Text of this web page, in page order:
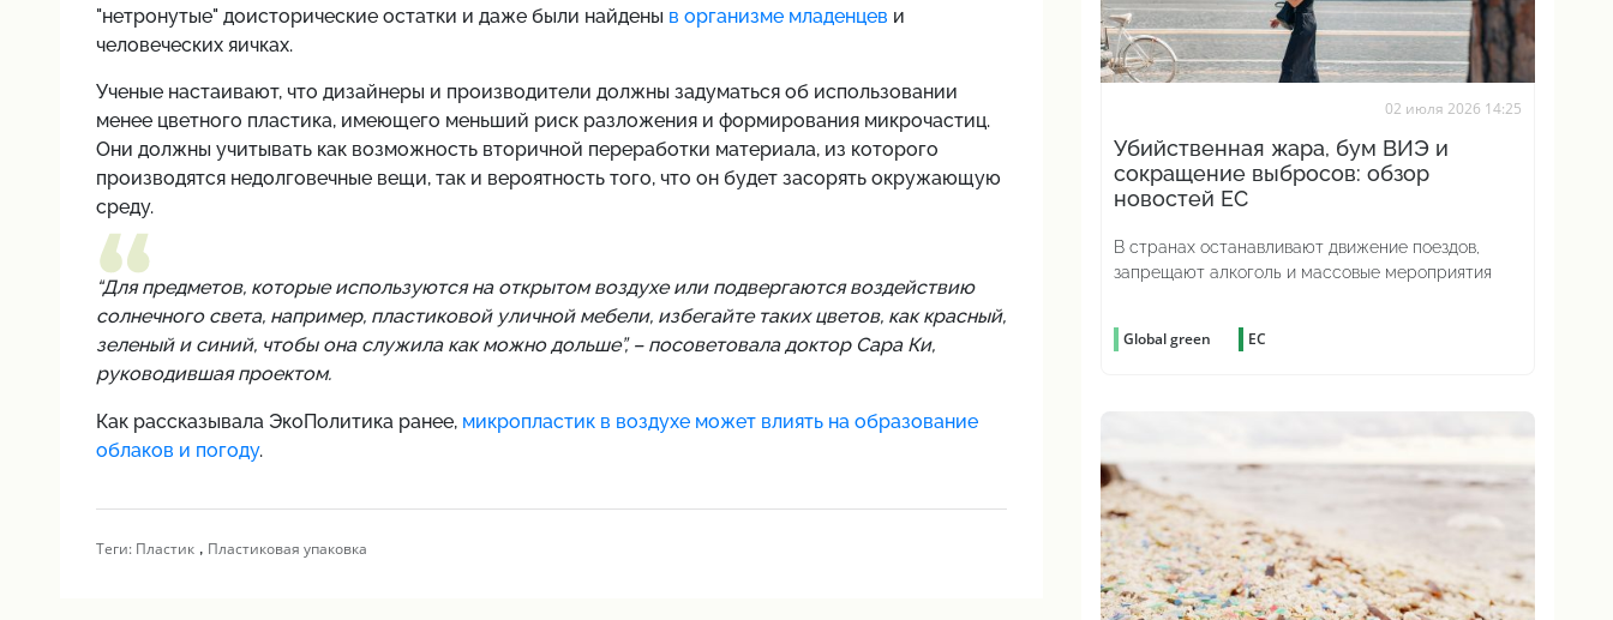
"нетронутые" доисторические остатки и даже были найдены в организме младенцев и
человеческих яичках.
Ученые настаивают, что дизайнеры и производители должны задуматься об использовании
менее цветного пластика, имеющего меньший риск разложения и формирования микрочастиц.
Они должны учитывать как возможность вторичной переработки материала, из которого
производятся недолговечные вещи, так и вероятность того, что он будет засорять окружающую
среду.
“Для предметов, которые используются на открытом воздухе или подвергаются воздействию
солнечного света, например, пластиковой уличной мебели, избегайте таких цветов, как красный,
зеленый и синий, чтобы она служила как можно дольше”, – посоветовала доктор Сара Ки,
руководившая проектом.
Как рассказывала ЭкоПолитика ранее, микропластик в воздухе может влиять на образование
облаков и погоду.
Теги: Пластик, Пластиковая упаковка
02 июля 2026 14:25
Убийственная жара, бум ВИЭ и
сокращение выбросов: обзор
новостей ЕС
В странах останавливают движение поездов,
запрещают алкоголь и массовые мероприятия
Global green ЕС